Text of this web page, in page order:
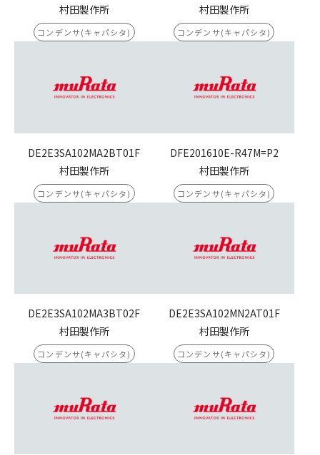
村田製作所
コンデンサ(キャパシタ)
村田製作所
コンデンサ(キャパシタ)
DE2E3SA102MA2BT01F
村田製作所
コンデンサ(キャパシタ)
DFE201610E-R47M=P2
村田製作所
コンデンサ(キャパシタ)
DE2E3SA102MA3BT02F
村田製作所
コンデンサ(キャパシタ)
DE2E3SA102MN2AT01F
村田製作所
コンデンサ(キャパシタ)